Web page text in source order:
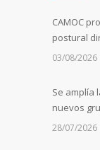
CAMOC
postural
03/08/2026
Se amplía
nuevos
28/07/2026